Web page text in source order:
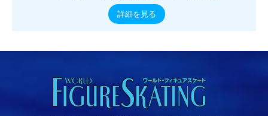
詳細を見る